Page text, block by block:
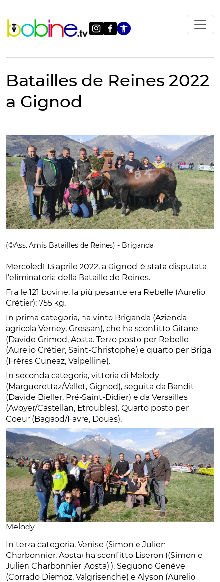
contenuto
Apri le
Batailles de Reines 2022
a Gignod
(©Ass. Amis Batailles de Reines) - Briganda
Mercoledì 13 aprile 2022, a Gignod, è stata disputata
l’eliminatoria della Bataille de Reines.
Fra le 121 bovine, la più pesante era Rebelle (Aurelio
Crétier): 755 kg.
In prima categoria, ha vinto Briganda (Azienda
agricola Verney, Gressan), che ha sconfitto Gitane
(Davide Grimod, Aosta. Terzo posto per Rebelle
(Aurelio Crétier, Saint-Christophe) e quarto per Briga
(Frères Cuneaz, Valpelline).
In seconda categoria, vittoria di Melody
(Marguerettaz/Vallet, Gignod), seguita da Bandit
(Davide Bieller, Pré-Saint-Didier) e da Versailles
(Avoyer/Castellan, Etroubles). Quarto posto per
Coeur (Bagaod/Favre, Doues).
Melody
In terza categoria, Venise (Simon e Julien
Charbonnier, Aosta) ha sconfitto Liseron ((Simon e
Julien Charbonnier, Aosta) ). Seguono Genève
(Corrado Diemoz, Valgrisenche) e Alyson (Aurelio